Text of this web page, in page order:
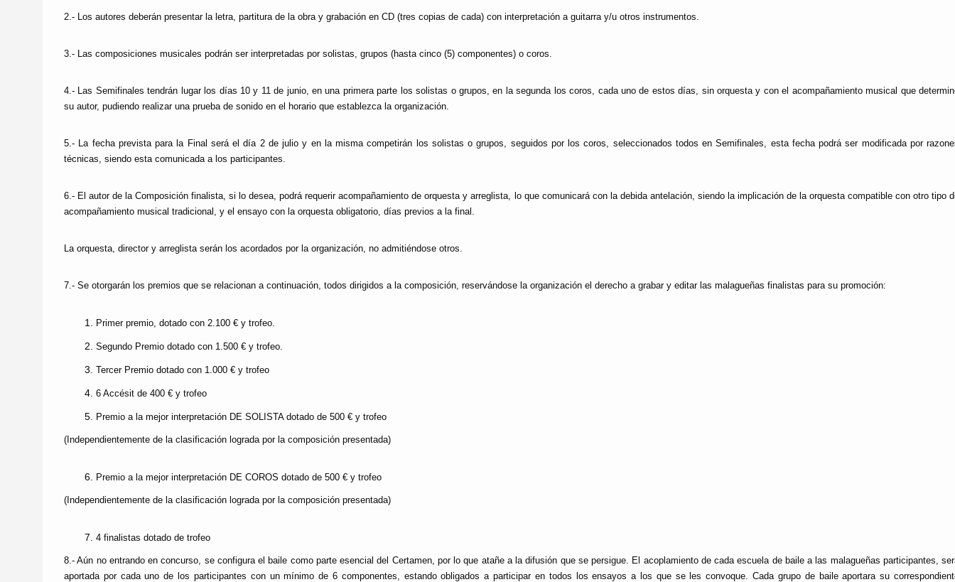
2.- Los autores deberán presentar la letra, partitura de la obra y grabación en CD (tres copias de cada) con interpretación a guitarra y/u otros instrumentos.
3.- Las composiciones musicales podrán ser interpretadas por solistas, grupos (hasta cinco (5) componentes) o coros.
4.- Las Semifinales tendrán lugar los días 10 y 11 de junio, en una primera parte los solistas o grupos, en la segunda los coros, cada uno de estos días, sin orquesta y con el acompañamiento musical que
su autor, pudiendo realizar una prueba de sonido en el horario que establezca la organización.
5.- La fecha prevista para la Final será el día 2 de julio y en la misma competirán los solistas o grupos, seguidos por los coros, seleccionados todos en Semifinales, esta fecha podrá ser modificada por
técnicas, siendo esta comunicada a los participantes.
6.- El autor de la Composición finalista, si lo desea, podrá requerir acompañamiento de orquesta y arreglista, lo que comunicará con la debida antelación, siendo la implicación de la orquesta compatible con otro tipo
acompañamiento musical tradicional, y el ensayo con la orquesta obligatorio, días previos a la final.
La orquesta, director y arreglista serán los acordados por la organización, no admitiéndose otros.
7.- Se otorgarán los premios que se relacionan a continuación, todos dirigidos a la composición, reservándose la organización el derecho a grabar y editar las malagueñas finalistas para su promoción:
Primer premio, dotado con 2.100 € y trofeo.
Segundo Premio dotado con 1.500 € y trofeo.
Tercer Premio dotado con 1.000 € y trofeo
6 Accésit de 400 € y trofeo
Premio a la mejor interpretación DE SOLISTA dotado de 500 € y trofeo
(Independientemente de la clasificación lograda por la composición presentada)
Premio a la mejor interpretación DE COROS dotado de 500 € y trofeo
(Independientemente de la clasificación lograda por la composición presentada)
4 finalistas dotado de trofeo
8.- Aún no entrando en concurso, se configura el baile como parte esencial del Certamen, por lo que atañe a la difusión que se persigue. El acoplamiento de cada escuela de baile a las malagueñas participantes,
aportada por cada uno de los participantes con un mínimo de 6 componentes, estando obligados a participar en todos los ensayos a los que se les convoque. Cada grupo de baile aportara su